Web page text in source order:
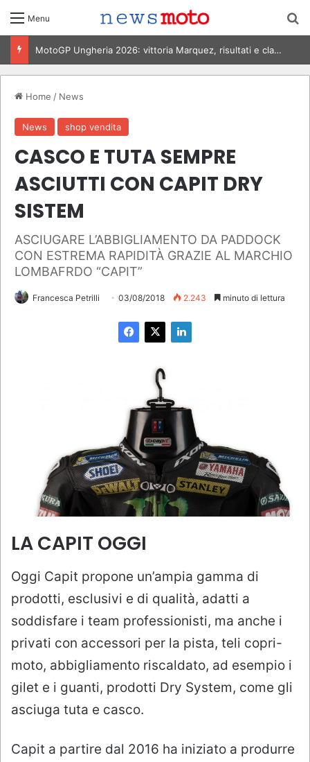
Menu
MotoGP Italia 2026, Bezzecchi vince al Mugello: risultati e classifica
Home / News
News shop vendita
CASCO E TUTA SEMPRE
ASCIUTTI CON CAPIT DRY
SISTEM
ASCIUGARE L’ABBIGLIAMENTO DA PADDOCK
CON ESTREMA RAPIDITÀ GRAZIE AL MARCHIO
LOMBAFRDO “CAPIT”
Francesca Petrilli 03/08/2018 2.243 minuto di lettura
LA CAPIT OGGI
Oggi Capit propone un’ampia gamma di
prodotti, esclusivi e di qualità, adatti a
soddisfare i team professionisti, ma anche i
privati con accessori per la pista, teli copri-
moto, abbigliamento riscaldato, ad esempio i
gilet e i guanti, prodotti Dry System, come gli
asciuga tuta e casco.
Capit a partire dal 2016 ha iniziato a produrre